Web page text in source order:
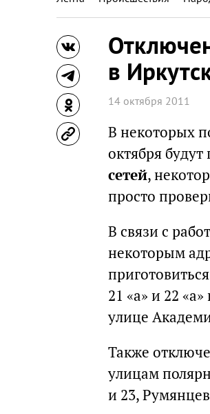
в
14 октября 2011
В некоторых
октября
сетей,
просто
В связи с
некоторым
21 «а» и 22
улице
Также
улицам
и 23,